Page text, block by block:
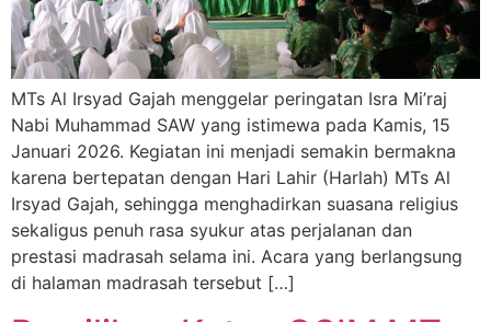
MTs Al Irsyad Gajah menggelar peringatan Isra Mi’raj
Nabi Muhammad SAW yang istimewa pada Kamis, 15
Januari 2026. Kegiatan ini menjadi semakin bermakna
karena bertepatan dengan Hari Lahir (Harlah) MTs Al
Irsyad Gajah, sehingga menghadirkan suasana religius
sekaligus penuh rasa syukur atas perjalanan dan
prestasi madrasah selama ini. Acara yang berlangsung
di halaman madrasah tersebut […]